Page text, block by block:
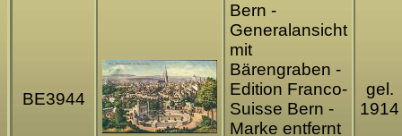
BE3944
Bern -
Generalansicht
mit
Bärengraben -
Edition Franco-
Suisse Bern -
Marke entfernt
gel.
1914